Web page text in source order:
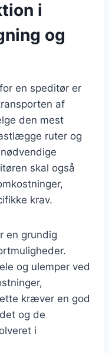
i
og
en speditør er
af
den mest
ruter og
skal også
krav.
en grundig
og ulemper ved
kræver en god
og de
i